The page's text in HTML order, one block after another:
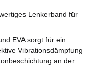
Lenkerband für
EVA sorgt für ein
Vibrationsdämpfung
an der